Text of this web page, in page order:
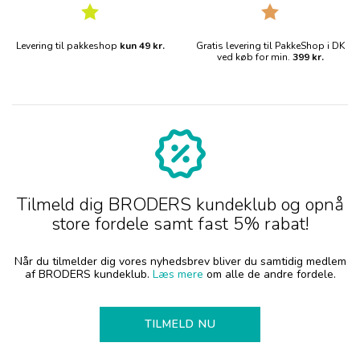
Levering til pakkeshop kun 49 kr.
Gratis levering til PakkeShop i DK
ved køb for min. 399 kr.
Tilmeld dig BRODERS kundeklub og opnå
store fordele samt fast 5% rabat!
Når du tilmelder dig vores nyhedsbrev bliver du samtidig medlem
af BRODERS kundeklub. Læs mere om alle de andre fordele.
TILMELD NU